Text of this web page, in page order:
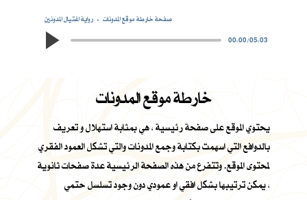
رواية اغتيال المدونين
صفحة خارطة موقع المدونات
00:00/05:03
خارطة موقع المدونات
يحتوي الموقع على صفحة رئيسية ، هي بمثابة استهلال و تعريف
بالدوافع التي اسهمت بكتابة وجمع المدونات والتي تشكل العمود الفقري
لمحتوى الموقع. وتتفرع من هذه الصفحة الرئيسية عدة صفحات ثانوية
، يمكن ترتيبها بشكل افقي او عمودي دون وجود تسلسل حتمي